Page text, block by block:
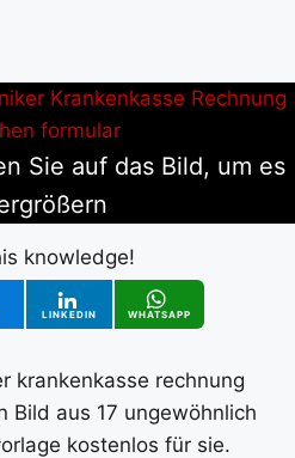
Sie auf das Bild, um es
knowledge!
LINKEDIN WHATSAPP
krankenkasse rechnung
Bild aus 17 ungewöhnlich
kostenlos für sie.